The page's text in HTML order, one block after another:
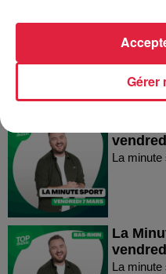
La
La minute
La
La minute
Gérer